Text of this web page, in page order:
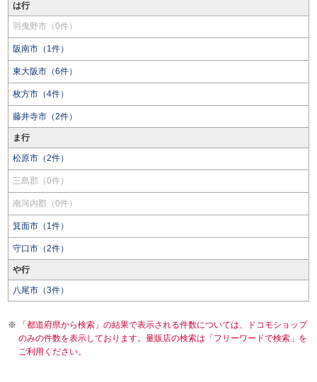
は行
羽曳野市（0件）
阪南市（1件）
東大阪市（6件）
枚方市（4件）
藤井寺市（2件）
ま行
松原市（2件）
三島郡（0件）
南河内郡（0件）
箕面市（1件）
守口市（2件）
や行
八尾市（3件）
「都道府県から検索」の結果で表示される件数については、ドコモショップ
のみの件数を表示しております。量販店の検索は「フリーワードで検索」を
ご利用ください。